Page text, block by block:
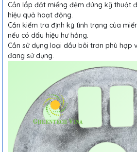
Cần lắp đặt miếng đệm đúng kỹ thuật
hiệu quả hoạt động.
Cần kiểm tra định kỳ tình trạng của
nếu có dấu hiệu hư hỏng.
Cần sử dụng loại dầu bôi trơn phù hợp
đang sử dụng.